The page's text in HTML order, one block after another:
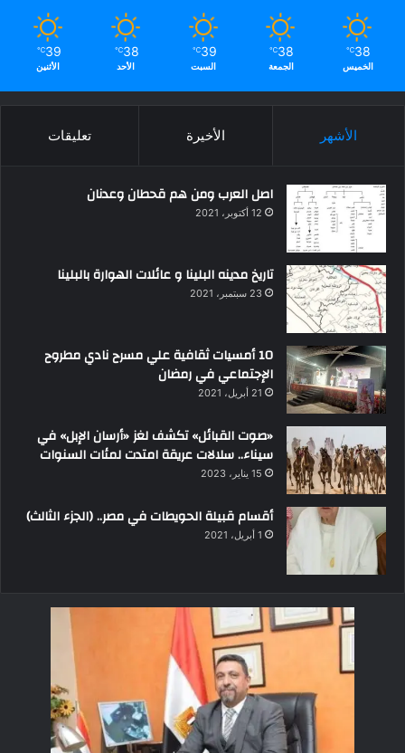
38
℃
الخميس
38
℃
الجمعة
39
℃
السبت
38
℃
الأحد
39
℃
الأثنين
الأشهر الأخيرة تعليقات
اصل العرب ومن هم قحطان وعدنان
12 أكتوبر، 2021
تاريخ مدينه البلينا و عائلات الهوارة بالبلينا
23 سبتمبر، 2021
10 أمسيات ثقافية علي مسرح نادي مطروح
الإجتماعي في رمضان
21 أبريل، 2021
«صوت القبائل» تكشف لغز «أرسان الإبل» في
سيناء.. سلالات عريقة امتدت لمئات السنوات
15 يناير، 2023
أقسام قبيلة الحويطات في مصر.. (الجزء الثالث)
1 أبريل، 2021